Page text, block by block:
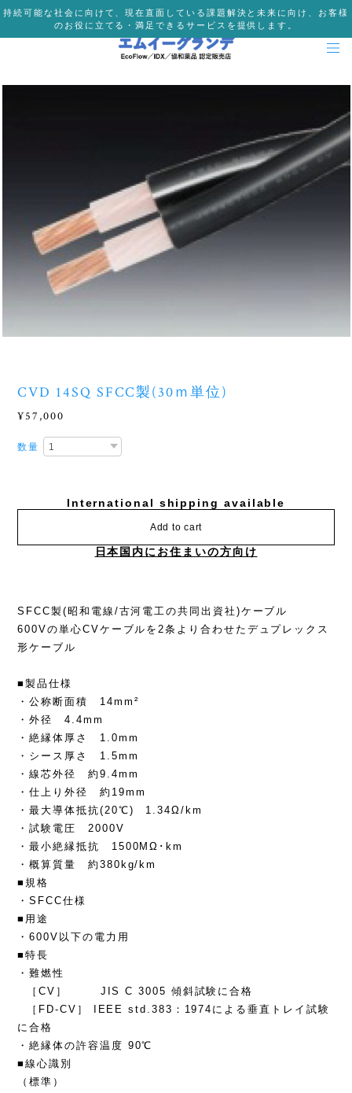
持続可能な社会に向けて、現在直面している課題解決と未来に向け、お客様
のお役に立てる・満足できるサービスを提供します。
CVD 14SQ SFCC製(30ｍ単位)
¥57,000
数量
International shipping available
Add to cart
日本国内にお住まいの方向け
SFCC製(昭和電線/古河電工の共同出資社)ケーブル
600Vの単心CVケーブルを2条より合わせたデュプレックス
形ケーブル
■製品仕様
・公称断面積 14mm²
・外径 4.4mm
・絶縁体厚さ 1.0mm
・シース厚さ 1.5mm
・線芯外径 約9.4mm
・仕上り外径 約19mm
・最大導体抵抗(20℃) 1.34Ω/km
・試験電圧 2000V
・最小絶縁抵抗 1500MΩ･km
・概算質量 約380kg/km
■規格
・SFCC仕様
■用途
・600V以下の電力用
■特長
・難燃性
［CV］ JIS C 3005 傾斜試験に合格
［FD-CV］ IEEE std.383：1974による垂直トレイ試験
に合格
・絶縁体の許容温度 90℃
■線心識別
（標準）